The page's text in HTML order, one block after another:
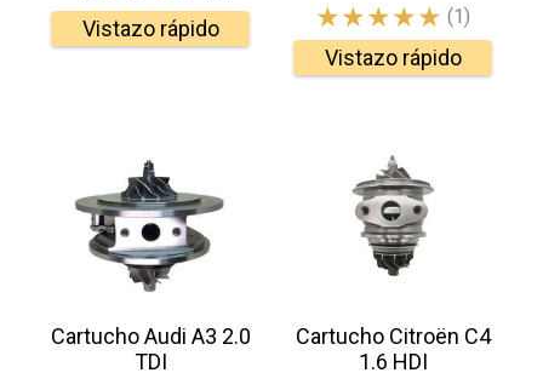
Vistazo rápido (1)
Vistazo rápido
Cartucho Audi A3 2.0
TDI
Cartucho Citroën C4
1.6 HDI